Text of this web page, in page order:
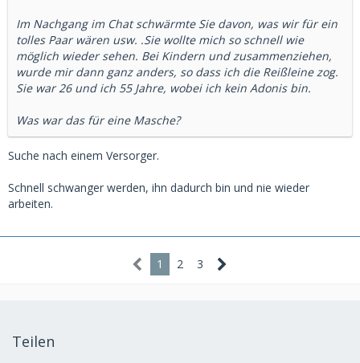
Im Nachgang im Chat schwärmte Sie davon, was wir für ein
tolles Paar wären usw. .Sie wollte mich so schnell wie
möglich wieder sehen. Bei Kindern und zusammenziehen,
wurde mir dann ganz anders, so dass ich die Reißleine zog.
Sie war 26 und ich 55 Jahre, wobei ich kein Adonis bin.
Was war das für eine Masche?
Suche nach einem Versorger.
Schnell schwanger werden, ihn dadurch bin und nie wieder
arbeiten.
1 2 3
Teilen